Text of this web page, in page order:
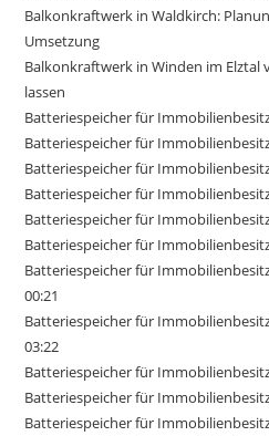
Balkonkraftwerk in Waldkirch:
Umsetzung
Balkonkraftwerk in Winden im Elztal
lassen
Batteriespeicher für
Batteriespeicher für
Batteriespeicher für
Batteriespeicher für
Batteriespeicher für
Batteriespeicher für
Batteriespeicher für
00:21
Batteriespeicher für
03:22
Batteriespeicher für
Batteriespeicher für
Batteriespeicher für